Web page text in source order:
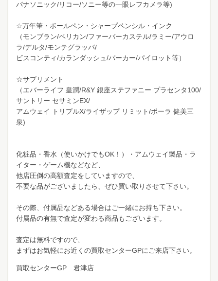
パナソニック/リコー/ソニー等の一眼レフカメラ等)
☆万年筆・ボールペン・シャープペンシル・インク
（モンブラン/ペリカン/ファーバーカステル/ラミー/アウロ
ラ/デルタ/モンテグラッパ/
ビスコンティ/カランダッシュ/パーカー/パイロット等）
☆サプリメント
（エバーライフ 皇潤/R&Y 銀座ステファニー プラセンタ100/
サントリー セサミンEX/
アムウェイ トリプルX/ライザップ リミット/ポーラ 健美三
泉)
化粧品・香水（使いかけでもOK！）・アムウェイ製品・ラ
イター・ゲーム機などなど、
他店圧倒の高額査定をしていますので、
不要な品がございましたら、ぜひ買い取りさせて下さい。
その際、付属品などある場合はご一緒にお持ち下さい。
付属品の有無で査定が変わる商品もございます。
査定は無料ですので、
まずはお気軽にお近くの買取センターGPにご来店下さい。
買取センターGP 君津店